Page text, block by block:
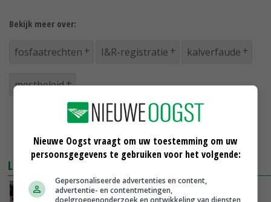
Bekijk meer over:
fosfaatrechten I&R-registratie kalverfaude
mestbeleid
LEES OOK
Protest in aanloop naar mestdebat
Nieuwe Oogst vraagt om uw toestemming om uw
persoonsgegevens te gebruiken voor het volgende:
Gepersonaliseerde advertenties en content,
advertentie- en contentmetingen,
doelgroepenonderzoek en ontwikkeling van diensten